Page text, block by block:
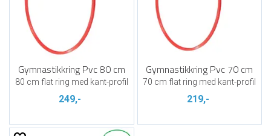
Gymnastikkring Pvc 80 cm
80 cm flat ring med kant-profil
249,-
Gymnastikkring Pvc 70 cm
70 cm flat ring med kant-profil
219,-